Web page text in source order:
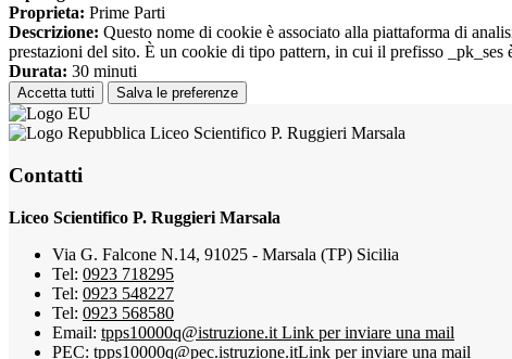
Proprieta: Prime Parti
Descrizione: Questo nome di cookie è associato alla piattaforma di
prestazioni del sito. È un cookie di tipo pattern, in cui il prefisso
Durata: 30 minuti
Accetta tutti Salva le preferenze
Liceo Scientifico P. Ruggieri Marsala
Contatti
Liceo Scientifico P. Ruggieri Marsala
Via G. Falcone N.14, 91025 - Marsala (TP) Sicilia
Tel: 0923 718295
Tel: 0923 548227
Tel: 0923 568580
Email: tpps10000q@istruzione.it Link per inviare una mail
PEC: tpps10000q@pec.istruzione.itLink per inviare una mail